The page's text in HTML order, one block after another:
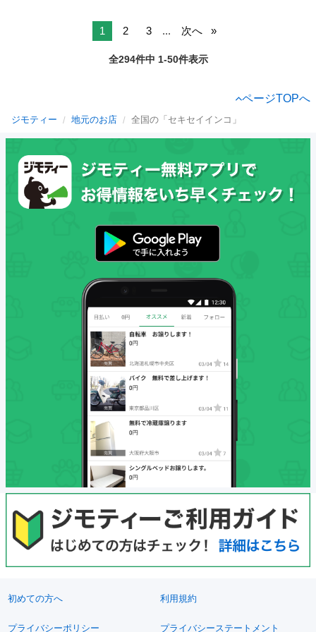
1 2 3 ... 次へ
全294件中 1-50件表示
ページTOPへ
ジモティー 地元のお店 全国の「セキセイインコ」
初めての方へ 利用規約
プライバシーポリシー プライバシーステートメント